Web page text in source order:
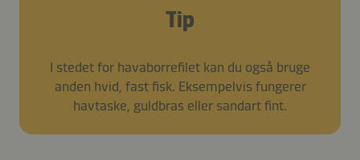
Tip
I stedet for havaborrefilet kan du også bruge
anden hvid, fast fisk. Eksempelvis fungerer
havtaske, guldbras eller sandart fint.